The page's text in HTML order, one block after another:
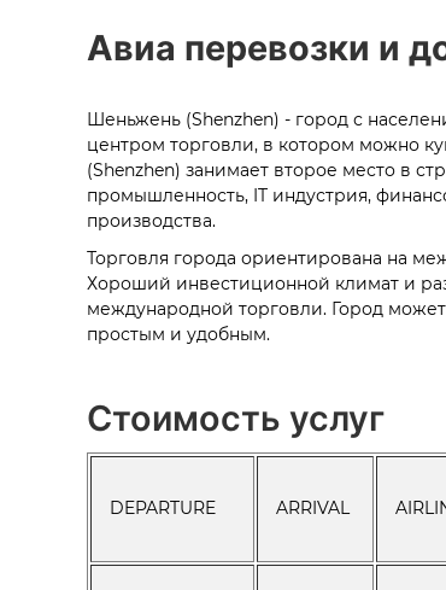
Авиа перевозки и
Шеньжень (Shenzhen) - город с
центром торговли, в котором можно
(Shenzhen) занимает второе место в
промышленность, IT индустрия,
производства.
Торговля города ориентирована на
Хороший инвестиционной климат и
международной торговли. Город
простым и удобным.
Стоимость услуг
DEPARTURE ARRIVAL